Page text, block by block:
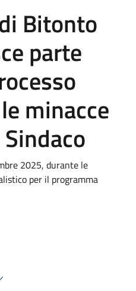
Bitonto
parte
minacce
2025, durante le
per il programma